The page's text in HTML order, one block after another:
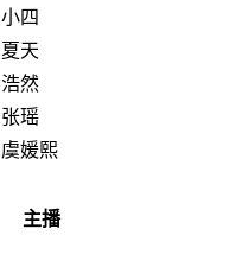
小四
夏天
浩然
张瑶
虞媛熙
主播